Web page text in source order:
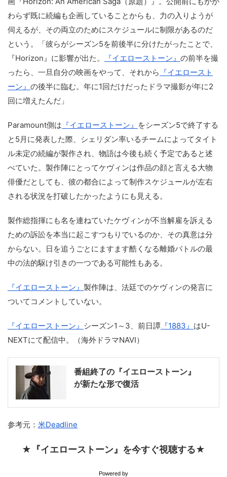
わらず既に続編も企画していることからも、力の入りようが
伺えるが、その両立のためにスケジュールに制限があるのだ
という。「彼らがシーズン5を前後半に分けたがったことで、
『Horizon』に影響が出た。
『イエローストーン』 の前半を撮
ったら、一旦自分の映画をやって、それから 『イエロースト
ーン』 の後半に臨む。年に1回だけだったドラマ撮影が年に2
回に増えたんだ」
Paramount側は 『イエローストーン』 をシーズン5で終了する
と5月に発表した際、シェリダン率いるチームによってタイト
ル未定の続編が製作され、物語は今後も続く予定であると述
べていた。製作陣にとってケヴィンは作品の顔と言える大物
俳優だとしても、彼の都合によって制作スケジュールが左右
される状況を打破したかったようにも見える。
製作総指揮にも名を連ねていたケヴィンが不当解雇を訴える
ための訴訟を本当に起こすつもりでいるのか、その真意は分
からない。日を追うごとにますます酷くなる離婚バトルの最
中の法的駆け引きの一つである可能性もある。
『イエローストーン』 製作陣は、法廷でのケヴィンの発言に
ついてコメントしていない。
『イエローストーン』 シーズン1～3、前日譚 『1883』 はU-
NEXTにて配信中。（海外ドラマNAVI）
番組終了の『イエローストーン』
が新たな形で復活
参考元： 米Deadline
★『イエローストーン』を今すぐ視聴する★
Powered by